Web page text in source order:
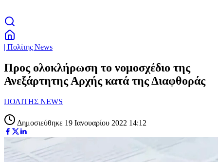
| Πολίτης News
Προς ολοκλήρωση το νομοσχέδιο της
Ανεξάρτητης Αρχής κατά της Διαφθοράς
ΠΟΛΙΤΗΣ NEWS
Δημοσιεύθηκε 19 Ιανουαρίου 2022 14:12